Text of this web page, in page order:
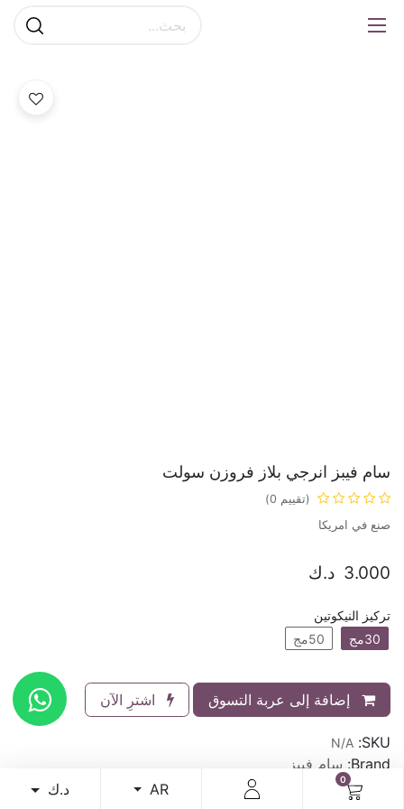
0
AR د.ك
سام فيبز انرجي بلاز فروزن سولت
(تقييم 0)
صنع في امريكا
3.000 د.ك
تركيز النيكوتين
30مج
50مج
إضافة إلى عربة التسوق اشترِ الآن
SKU:
N/A
Brand: سام فيبز